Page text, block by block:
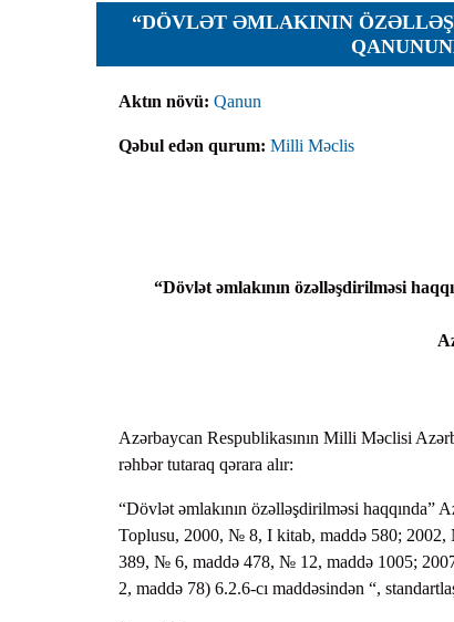
“DÖVLƏT ƏMLAKININ
Aktın növü: Qanun
Qəbul edən qurum: Milli Məclis
“Dövlət əmlakının özəlləşdirilməsi
Azərbaycan Respublikasının Milli Məclisi
rəhbər tutaraq qərara alır:
“Dövlət əmlakının özəlləşdirilməsi haqqında”
Toplusu, 2000, № 8, I kitab, maddə 580;
389, № 6, maddə 478, № 12, maddə 1005;
2, maddə 78) 6.2.6-cı maddəsindən “,